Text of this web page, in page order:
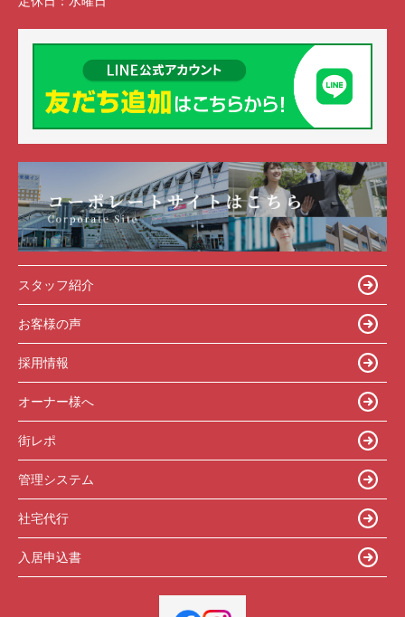
スタッフ紹介
お客様の声
採用情報
オーナー様へ
街レポ
管理システム
社宅代行
入居申込書